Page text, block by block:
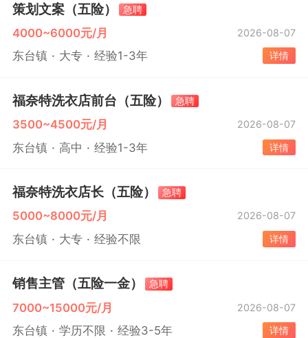
策划文案（五险） 急聘
4000~6000元/月 2026-08-07
东台镇 大专 经验1-3年 详情
福奈特洗衣店前台（五险） 急聘
3500~4500元/月 2026-08-07
东台镇 高中 经验1-3年 详情
福奈特洗衣店长（五险） 急聘
5000~8000元/月 2026-08-07
东台镇 大专 经验不限 详情
销售主管（五险一金） 急聘
7000~15000元/月 2026-08-07
东台镇 学历不限 经验3-5年 详情